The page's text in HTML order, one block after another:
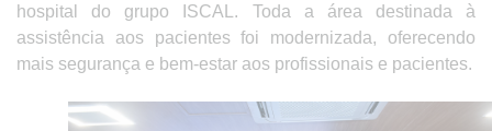
hospital do grupo ISCAL. Toda a área destinada à
assistência aos pacientes foi modernizada, oferecendo
mais segurança e bem-estar aos profissionais e pacientes.